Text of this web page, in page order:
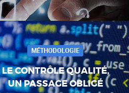
MÉTHODOLOGIE
LE CONTRÔLE QUALITÉ,
UN PASSAGE OBLIGÉ